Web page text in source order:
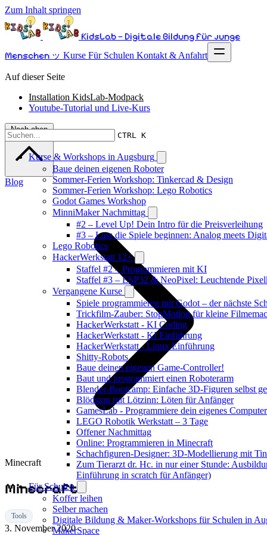
Zum Inhalt springen
KidsLab – Digitale Bildung für junge
Menschen ッ Kurse Für Schulen Kontakt & Anfahrt
CTRL K
Kurse & Workshops in Augsburg
Baue deinen eigenen Roboter
Sommer-Ferien Workshop: Tinkercad & Design
Sommer-Ferien Workshop: Lego Robotics
Godot Games Workshop
MinniMaker Nachmittag
#2 – Level Up! Dein Intro für die Preisverleihung
#3 – Lass die Spiele beginnen: Analog meets
Lego Robotics
HackerWerkstatt 12+
Staffel #2 – Programmieren mit KI
Staffel #3 – ESP32 & NeoPixel: Leuchtende
Vergangene Kurse
Spiele programmieren mit Godot – der nächste
Trickfilm-Zauber: StopMotion für kleine
HackerWerkstatt - KI Coding
HackerWerkstatt - KI Einführung
HackerWerkstatt - Linux Einführung
Shitty-Robots
Baue deinen eigenen Game-Controller!
Baut und programmiert einen Roboterarm
Blender-Bootcamp: Einfache 3D-Figuren selbst
Blödsinn mit Lötzinn: Löten für Anfänger
GamesLab - Programmiere dein eigenes
LEGO Robotik Werkstatt – 3 Tage
Offener Nachmittag
Online: Programmieren in Minecraft
Schachfiguren-Designer: 3D-Modellierung mit
Zum Tierarzt dr. Hc. in nur einer Stunde:
Einführung in scratch für Anfänger)
Für Schulen
Koffer leihen
Selber machen
Digitale Bildung & Maker-Workshops für Schulen in
MakerSpace
Auf dieser Seite
Installation KidsLab-Modpack
Youtube-Tutorial und Live-Kurs
Nach oben
Blog
Minecraft
Minecraft
Tools
3. November 2020